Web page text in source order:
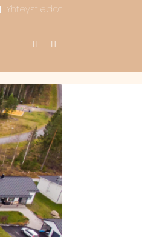
Yhteystiedot